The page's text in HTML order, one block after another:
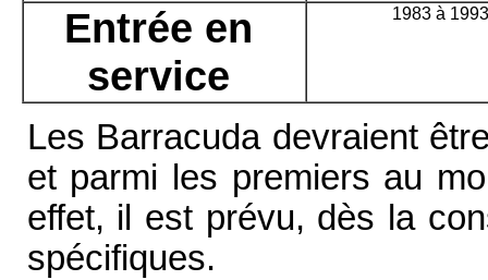
Entrée en
service
1983 à 1993
Les Barracuda devraient
et parmi les premiers au
effet, il est prévu, dès la
spécifiques.